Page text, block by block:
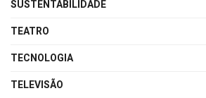
SUSTENTABILIDADE
TEATRO
TECNOLOGIA
TELEVISÃO